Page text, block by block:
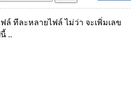
ทีละหลายไฟล์ ไม่ว่า จะเพิ่มเลข
..